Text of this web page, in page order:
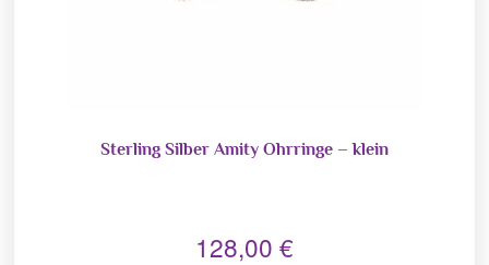
Sterling Silber Amity Ohrringe – klein
128,00 €